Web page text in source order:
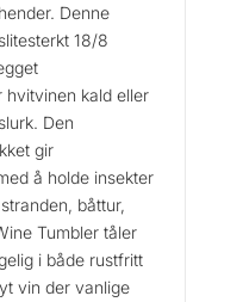
Denne
18/8
hvitvinen kald eller
Den
gir
å holde insekter
båttur,
Tumbler tåler
i både rustfritt
vin der vanlige